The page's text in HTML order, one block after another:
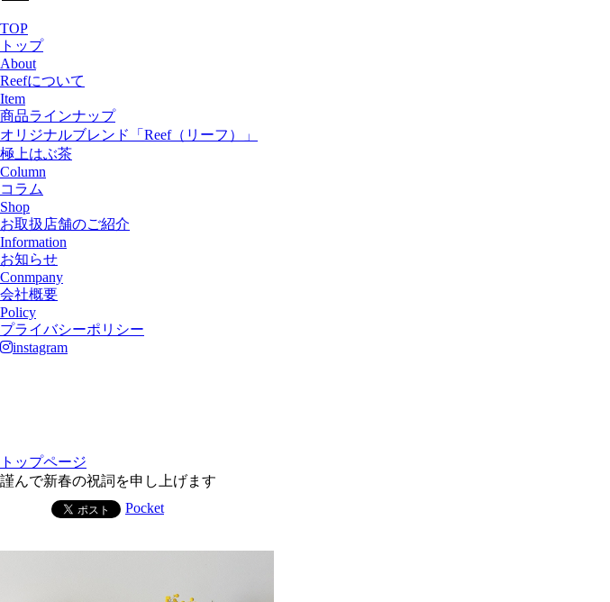
TOP
トップ
About
Reefについて
Item
商品ラインナップ
オリジナルブレンド「Reef（リーフ）」
極上はぶ茶
Column
コラム
Shop
お取扱店舗のご紹介
Information
お知らせ
Conmpany
会社概要
Policy
プライバシーポリシー
instagram
トップページ
謹んで新春の祝詞を申し上げます
Pocket